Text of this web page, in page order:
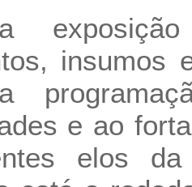
insumos
e ao
elos